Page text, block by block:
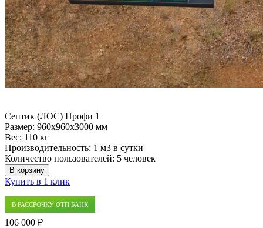
Септик (ЛОС) Профи 1
Размер: 960x960x3000 мм
Вес: 110 кг
Производительность: 1 м3 в сутки
Количество пользователей: 5 человек
В корзину
Купить в 1 клик
В РАССРОЧКУ ОТП БАНК
106 000 ₽